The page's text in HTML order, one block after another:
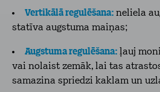
Vertikālā regulēšana: neliela
statīva augstuma maiņas;
Augstuma regulēšana: ļauj
vai nolaist zemāk, lai tas
samazina spriedzi kaklam un